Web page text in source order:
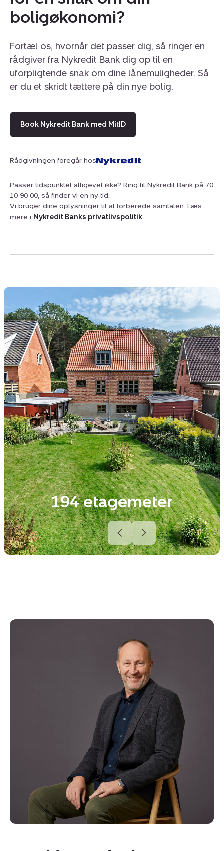
boligøkonomi?
Fortæl os, hvornår det passer dig, så ringer en
rådgiver fra Nykredit Bank dig op til en
uforpligtende snak om dine lånemuligheder. Så
er du et skridt tættere på din nye bolig.
Book Nykredit Bank med MitID
Rådgivningen foregår hos
Passer tidspunktet alligevel ikke? Ring til Nykredit Bank på 70
10 90 00, så finder vi en ny tid.
Vi bruger dine oplysninger til at forberede samtalen. Læs
mere i Nykredit Banks privatlivspolitik
194 etagemeter
Kopier link